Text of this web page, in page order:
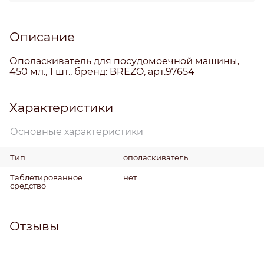
Описание
Ополаскиватель для посудомоечной машины,
450 мл., 1 шт., бренд: BREZO, арт.97654
Характеристики
Основные характеристики
Тип ополаскиватель
Таблетированное
средство
нет
Отзывы